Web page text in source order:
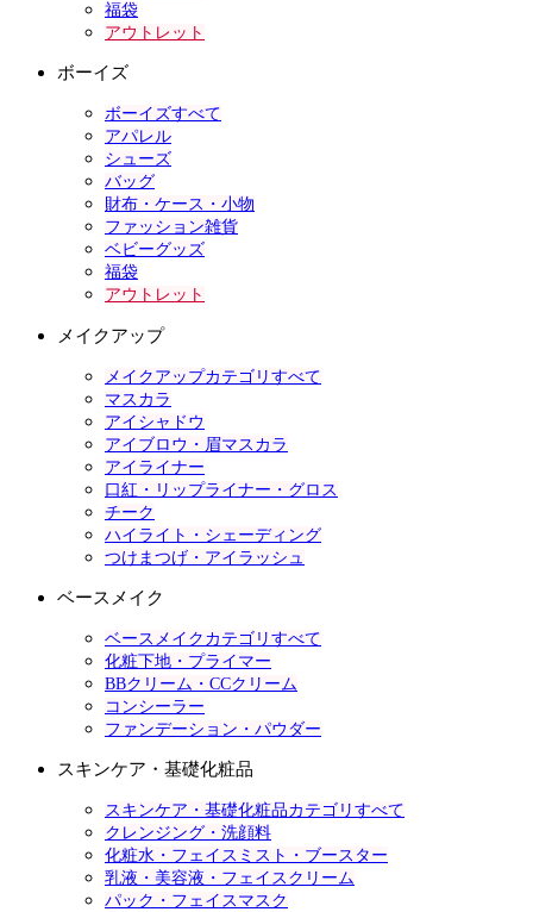
福袋
アウトレット
ボーイズ
ボーイズすべて
アパレル
シューズ
バッグ
財布・ケース・小物
ファッション雑貨
ベビーグッズ
福袋
アウトレット
メイクアップ
メイクアップカテゴリすべて
マスカラ
アイシャドウ
アイブロウ・眉マスカラ
アイライナー
口紅・リップライナー・グロス
チーク
ハイライト・シェーディング
つけまつげ・アイラッシュ
ベースメイク
ベースメイクカテゴリすべて
化粧下地・プライマー
BBクリーム・CCクリーム
コンシーラー
ファンデーション・パウダー
スキンケア・基礎化粧品
スキンケア・基礎化粧品カテゴリすべて
クレンジング・洗顔料
化粧水・フェイスミスト・ブースター
乳液・美容液・フェイスクリーム
パック・フェイスマスク